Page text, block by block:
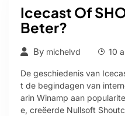
Icecast Of
Beter?
By michelvd 10
De geschiedenis van
t de begindagen van
arin Winamp aan
e, creëerde Nullsoft